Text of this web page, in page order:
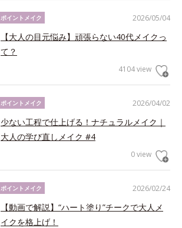
2026/05/04
ポイントメイク
【大人の目元悩み】頑張らない40代メイクっ
て？
4104 view
2026/04/02
ポイントメイク
少ない工程で仕上げる！ナチュラルメイク｜
大人の学び直しメイク #4
0 view
2026/02/24
ポイントメイク
【動画で解説】“ハート塗り”チークで大人メ
イクを格上げ！